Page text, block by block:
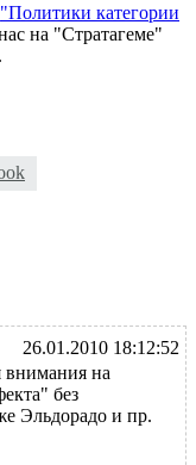
"Политики категории
на "Стратагеме"
26.01.2010 18:12:52
внимания на
без
Эльдорадо и пр.